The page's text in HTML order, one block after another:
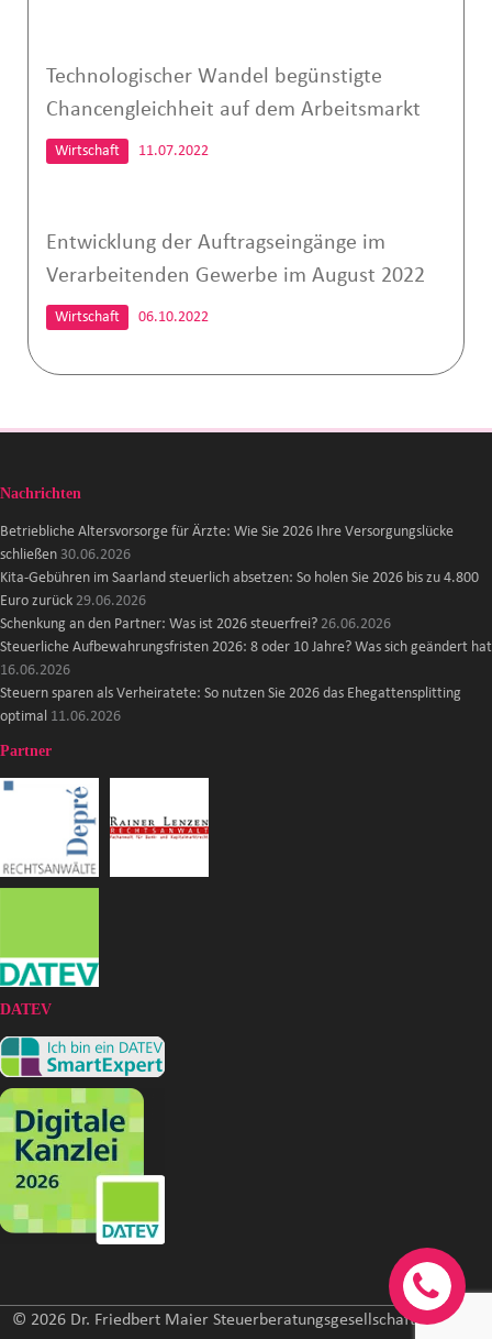
Technologischer Wandel begünstigte
Chancengleichheit auf dem Arbeitsmarkt
Wirtschaft 11.07.2022
Entwicklung der Auftragseingänge im
Verarbeitenden Gewerbe im August 2022
Wirtschaft 06.10.2022
Nachrichten
Betriebliche Altersvorsorge für Ärzte: Wie Sie 2026 Ihre Versorgungslücke
schließen 30.06.2026
Kita-Gebühren im Saarland steuerlich absetzen: So holen Sie 2026 bis zu 4.800
Euro zurück 29.06.2026
Schenkung an den Partner: Was ist 2026 steuerfrei? 26.06.2026
Steuerliche Aufbewahrungsfristen 2026: 8 oder 10 Jahre? Was sich geändert hat
16.06.2026
Steuern sparen als Verheiratete: So nutzen Sie 2026 das Ehegattensplitting
optimal 11.06.2026
Partner
DATEV
© 2026 Dr. Friedbert Maier Steuerberatungsgesellschaft mbH. All